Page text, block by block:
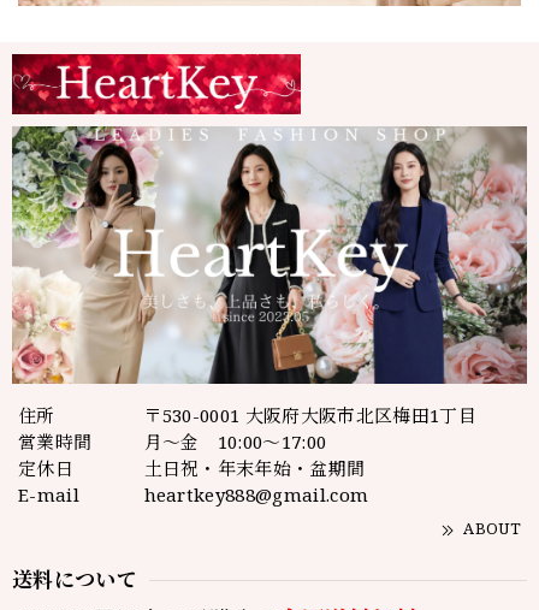
住所
〒530-0001 大阪府大阪市北区梅田1丁目
営業時間
月～金 10:00～17:00
定休日
土日祝・年末年始・盆期間
E-mail
heartkey888@gmail.com
ABOUT
送料について